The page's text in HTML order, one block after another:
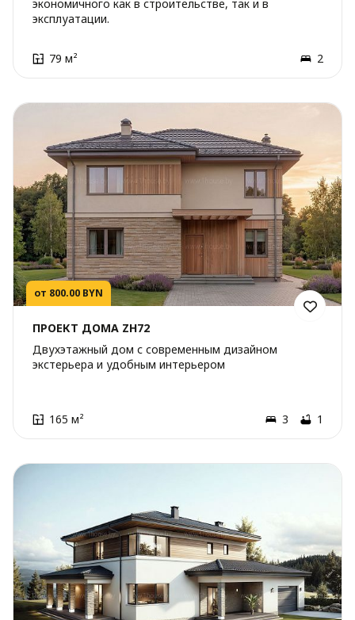
экономичного как в строительстве, так и в
эксплуатации.
79 м² 2
от 800.00 BYN
ПРОЕКТ ДОМА ZH72
Двухэтажный дом с современным дизайном
экстерьера и удобным интерьером
165 м² 3 1